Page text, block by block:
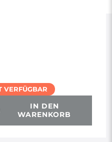
VERFÜGBAR
IN DEN
WARENKORB